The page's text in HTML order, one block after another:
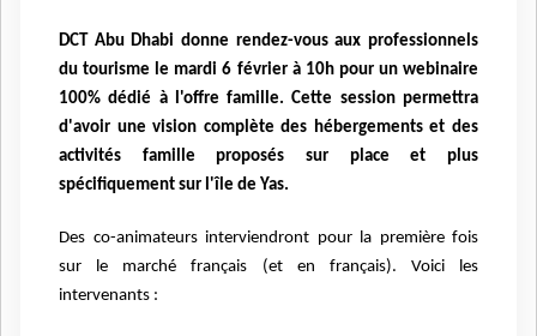
DCT Abu Dhabi donne rendez-vous aux professionnels
du tourisme le mardi 6 février à 10h pour un webinaire
100% dédié à l'offre famille. Cette session permettra
d'avoir une vision complète des hébergements et des
activités famille proposés sur place et plus
spécifiquement sur l'île de Yas.
Des co-animateurs interviendront pour la première fois
sur le marché français (et en français). Voici les
intervenants :